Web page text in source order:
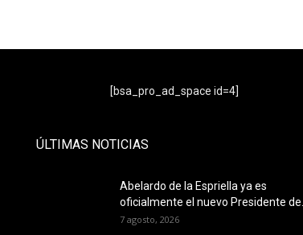
[bsa_pro_ad_space id=4]
ÚLTIMAS NOTICIAS
Abelardo de la Espriella ya es
oficialmente el nuevo Presidente de...
7 agosto, 2026